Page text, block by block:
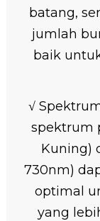
batang,
jumlah
baik
√
spektrum
Kuning)
730nm)
optimal
yang